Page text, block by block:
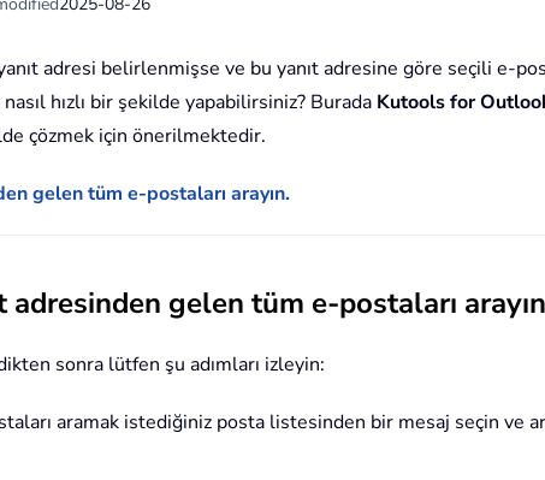
adresi belirlenmişse ve bu yanıt adresine göre seçili e-
hızlı bir şekilde yapabilirsiniz? Burada Kutools for
çözmek için önerilmektedir.
gelen tüm e-postaları arayın.
adresinden gelen tüm e-postaları
sonra lütfen şu adımları izleyin:
aramak istediğiniz posta listesinden bir mesaj seçin ve